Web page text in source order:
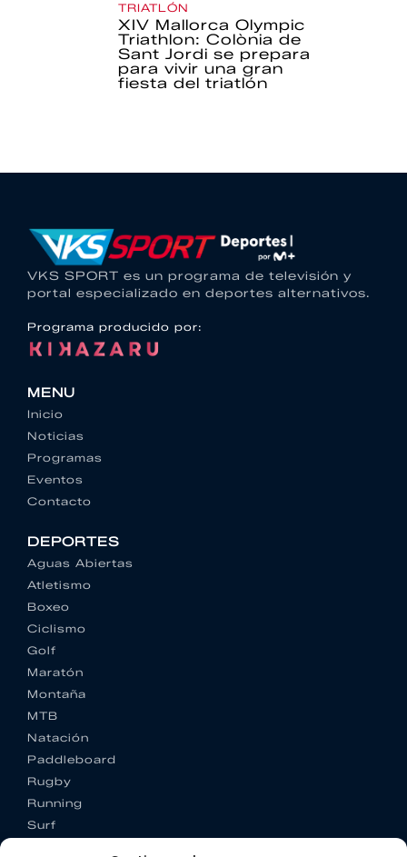
TRIATLÓN
XIV Mallorca Olympic
Triathlon: Colònia de
Sant Jordi se prepara
para vivir una gran
fiesta del triatlón
VKS SPORT es un programa de televisión y
portal especializado en deportes alternativos.
Programa producido por:
MENU
Inicio
Noticias
Programas
Eventos
Contacto
DEPORTES
Aguas Abiertas
Atletismo
Boxeo
Ciclismo
Golf
Maratón
Montaña
MTB
Natación
Paddleboard
Rugby
Running
Surf